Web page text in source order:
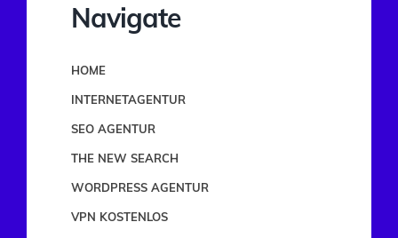
Navigate
HOME
INTERNETAGENTUR
SEO AGENTUR
THE NEW SEARCH
WORDPRESS AGENTUR
VPN KOSTENLOS